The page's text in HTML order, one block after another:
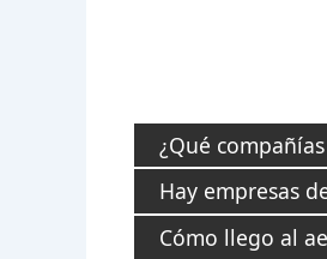
¿Qué
Hay empresas
Cómo llego al